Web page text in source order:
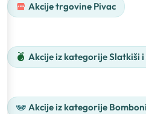
Akcije trgovine Pivac
Akcije iz kategorije Slatkiši
Akcije iz kategorije